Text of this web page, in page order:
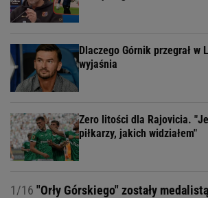
Dlaczego Górnik przegrał w
wyjaśnia
Zero litości dla Rajovicia.
piłkarzy, jakich widziałem"
1/16 "Orły Górskiego" zostały